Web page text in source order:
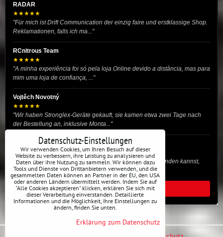
RADAR
★★★★★
"Für mich ist Drift Communication der einzig faire und erstklassige Shop.
Reklamationen, falls ich ma..."
RCnitrous Team
★★★★★
"A minha experiência foi só pela loja Online devido a distância, mas para
mim uma loja de confiança, ..."
Vojtěch Novotný
★★★★★
"Wir haben Stronglex-Geräte gekauft, sie kamen etwa zwei Tage nach
der Bestellung an, inklusive Monta..."
josef helmich
★★★★★
"Hier gibt es viele Dinge, die du für dein Drift-Auto verwenden kannst,
egal ob Profi oder für die St..."
ALLE BEWERTUNGEN
Datenschutz-Einstellungen
Wir verwenden Cookies, um Ihren Besuch auf dieser
Website zu verbessern, ihre Leistung zu analysieren und
Daten über ihre Nutzung zu sammeln. Wir können dazu
Tools und Dienste von Drittanbietern verwenden, und die
gesammelten Daten können an Partner in der EU, den USA
oder anderen Ländern übermittelt werden. Indem Sie auf
"Alle Cookies akzeptieren" klicken, erklären Sie sich mit
dieser Verarbeitung einverstanden. Detaillierte
Informationen und die Möglichkeit, Ihre Einstellungen zu
ändern, finden Sie unten.
Erklärung zum Datenschutz